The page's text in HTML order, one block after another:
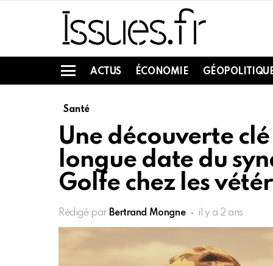
Menu
ACTUS ÉCONOMIE
Santé
Une découverte
longue date du
Golfe chez les
Rédigé par Bertrand Mongne il y a 2 ans